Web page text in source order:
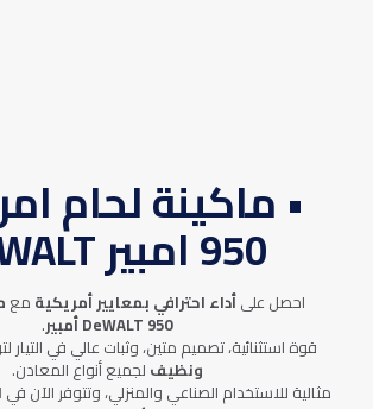
• ماكينة لحام
950 امبير DeWALT
احصل علىأداء احترافي بمعايير أمريكية مع
DeWALT 950 أمبير .
قوة استثنائية، تصميم متين، وثبات عالي في التيار
ونظيف لجميع أنواع المعادن.
مثالية للاستخدام الصناعي والمنزلي، وتتوفر الآن في